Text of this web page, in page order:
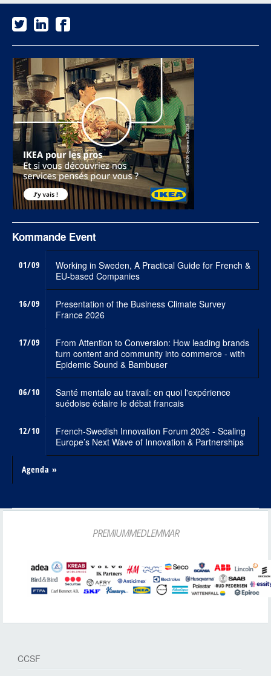
Kommande Event
01/09
Working in Sweden, A Practical Guide for French &
EU-based Companies
16/09
Presentation of the Business Climate Survey
France 2026
17/09
From Attention to Conversion: How leading brands
turn content and community into commerce - with
Epidemic Sound & Bambuser
06/10
Santé mentale au travail: en quoi l'expérience
suédoise éclaire le débat francais
12/10
French-Swedish Innovation Forum 2026 - Scaling
Europe’s Next Wave of Innovation & Partnerships
Agenda »
PREMIUMMEDLEMMAR
CCSF